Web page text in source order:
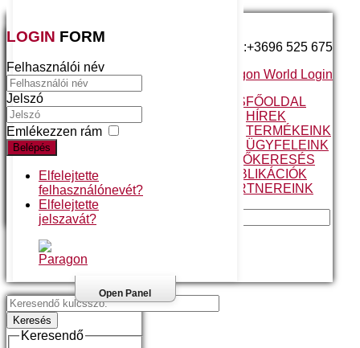
LOGIN FORM
Felhasználói név
Jelszó
Emlékezzen rám
Belépés
Elfelejtette
felhasználónevét?
Elfelejtette
jelszavát?
Open Panel
Telefonszám:+3696 525 675
Paragon World Login
FŐOLDAL
A MEGBÍZHATÓ VÁLASZTÁS
FOLYAMATOS FEJLESZTÉS
HÍREK
TERMÉKEINK
A PARAGON JÁRATTERVEZŐ
ÜGYFELEINK
ESETTANULMÁNY
ÜGYFELEINK MONDJÁK
KERESÉS
PUBLIKÁCIÓK
ANGOL NYELVŰ
MAGYAR NYELVŰ
PARTNEREINK
Kezdőlap
Keresés
Keresés
Keresendő